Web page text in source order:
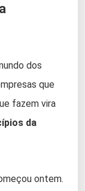
dos
que
fazem vira
da
ontem.